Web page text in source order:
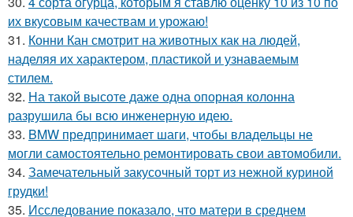
их вкусовым качествам и урожаю!
31. Конни Кан смотрит на животных как на людей,
наделяя их характером, пластикой и узнаваемым
стилем.
32. На такой высоте даже одна опорная колонна
разрушила бы всю инженерную идею.
33. BMW предпринимает шаги, чтобы владельцы не
могли самостоятельно ремонтировать свои автомобили.
34. Замечательный закусочный торт из нежной куриной
грудки!
35. Исследование показало, что матери в среднем